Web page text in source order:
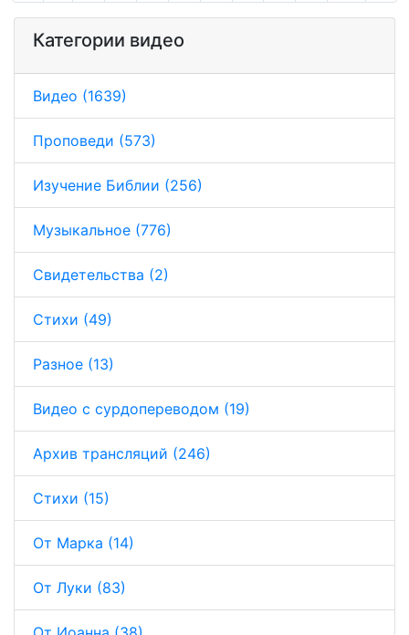
Категории видео
Видео (1639)
Проповеди (573)
Изучение Библии (256)
Музыкальное (776)
Свидетельства (2)
Стихи (49)
Разное (13)
Видео с сурдопереводом (19)
Архив трансляций (246)
Стихи (15)
От Марка (14)
От Луки (83)